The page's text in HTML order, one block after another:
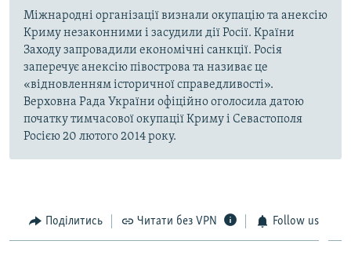
Міжнародні організації визнали окупацію та анексію
Криму незаконними і засудили дії Росії. Країни
Заходу запровадили економічні санкції. Росія
заперечує анексію півострова та називає це
«відновленням історичної справедливості».
Верховна Рада України офіційно оголосила датою
початку тимчасової окупації Криму і Севастополя
Росією 20 лютого 2014 року.
Поділитись Читати без VPN Follow us